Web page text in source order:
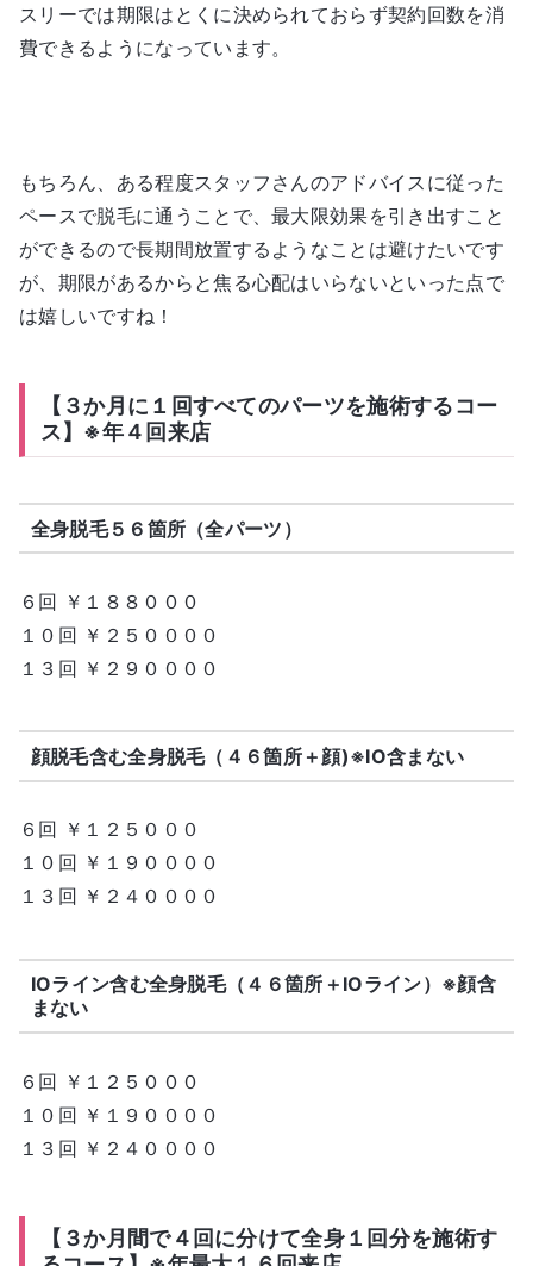
スリーでは期限はとくに決められておらず契約回数を消
費できるようになっています。
もちろん、ある程度スタッフさんのアドバイスに従った
ペースで脱毛に通うことで、最大限効果を引き出すこと
ができるので長期間放置するようなことは避けたいです
が、期限があるからと焦る心配はいらないといった点で
は嬉しいですね！
【３か月に１回すべてのパーツを施術するコー
ス】※年４回来店
全身脱毛５６箇所（全パーツ）
６回 ￥１８８０００
１０回 ￥２５００００
１３回 ￥２９００００
顔脱毛含む全身脱毛（４６箇所＋顔)※IO含まない
６回 ￥１２５０００
１０回 ￥１９００００
１３回 ￥２４００００
IOライン含む全身脱毛（４６箇所＋IOライン）※顔含
まない
６回 ￥１２５０００
１０回 ￥１９００００
１３回 ￥２４００００
【３か月間で４回に分けて全身１回分を施術す